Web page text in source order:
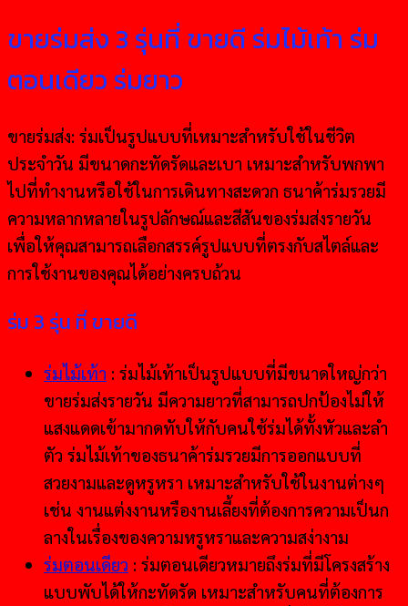
ขายร่มส่ง 3 รุ่นที่ ขายดี ร่มไม้เท้า ร่ม
ตอนเดียว ร่มยาว
ขายร่มส่ง: ร่มเป็นรูปแบบที่เหมาะสำหรับใช้ในชีวิต
ประจำวัน มีขนาดกะทัดรัดและเบา เหมาะสำหรับพกพา
ไปที่ทำงานหรือใช้ในการเดินทางสะดวก ธนาค้าร่มรวยมี
ความหลากหลายในรูปลักษณ์และสีสันของร่มส่งรายวัน
เพื่อให้คุณสามารถเลือกสรรค์รูปแบบที่ตรงกับสไตล์และ
การใช้งานของคุณได้อย่างครบถ้วน
ร่ม 3 รุ่น ที่ ขายดี
ร่มไม้เท้า : ร่มไม้เท้าเป็นรูปแบบที่มีขนาดใหญ่กว่า
ขายร่มส่งรายวัน มีความยาวที่สามารถปกป้องไม่ให้
แสงแดดเข้ามากดทับให้กับคนใช้ร่มได้ทั้งหัวและลำ
ตัว ร่มไม้เท้าของธนาค้าร่มรวยมีการออกแบบที่
สวยงามและดูหรูหรา เหมาะสำหรับใช้ในงานต่างๆ
เช่น งานแต่งงานหรืองานเลี้ยงที่ต้องการความเป็นก
ลางในเรื่องของความหรูหราและความสง่างาม
ร่มตอนเดียว : ร่มตอนเดียวหมายถึงร่มที่มีโครงสร้าง
แบบพับได้ให้กะทัดรัด เหมาะสำหรับคนที่ต้องการ